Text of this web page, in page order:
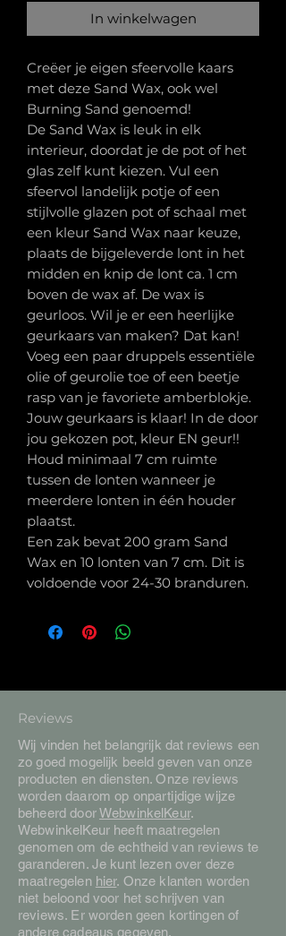
In winkelwagen
Creëer je eigen sfeervolle kaars
met deze Sand Wax, ook wel
Burning Sand genoemd!
De Sand Wax is leuk in elk
interieur, doordat je de pot of het
glas zelf kunt kiezen. Vul een
sfeervol landelijk potje of een
stijlvolle glazen pot of schaal met
een kleur Sand Wax naar keuze,
plaats de bijgeleverde lont in het
midden en knip de lont ca. 1 cm
boven de wax af. De wax is
geurloos. Wil je er een heerlijke
geurkaars van maken? Dat kan!
Voeg een paar druppels essentiële
olie of geurolie toe of een beetje
rasp van je favoriete amberblokje.
Jouw geurkaars is klaar! In de door
jou gekozen pot, kleur EN geur!!
Houd minimaal 7 cm ruimte
tussen de lonten wanneer je
meerdere lonten in één houder
plaatst.
Een zak bevat 200 gram Sand
Wax en 10 lonten van 7 cm. Dit is
voldoende voor 24-30 branduren.
Reviews
Wij vinden het belangrijk dat reviews een
zo goed mogelijk beeld geven van onze
producten en diensten. Onze reviews
worden daarom op onpartijdige wijze
beheerd doorWebwinkelKeur.
WebwinkelKeur heeft maatregelen
genomen om de echtheid van reviews te
garanderen. Je kunt lezen over deze
maatregelen hier. Onze klanten worden
niet beloond voor het schrijven van
reviews. Er worden geen kortingen of
andere cadeaus gegeven.